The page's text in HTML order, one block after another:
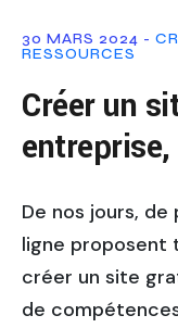
30 MARS 2024 -
RESSOURCES
Créer un
De nos jours,
ligne proposent
créer un site
de